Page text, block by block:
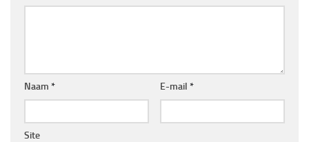
Naam * E-mail *
Site